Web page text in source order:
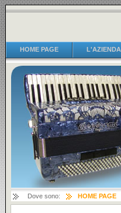
HOME PAGE L'AZIENDA
Dove sono: HOME PAGE